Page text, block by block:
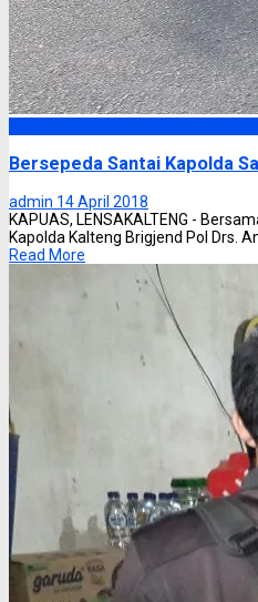
Bersepeda Santai Kapolda
admin 14 April 2018
KAPUAS, LENSAKALTENG -
Kapolda Kalteng Brigjend Pol Drs.
Read More